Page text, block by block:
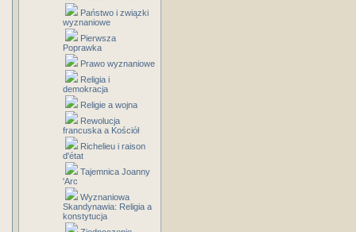
Państwo i związki
wyznaniowe
Pierwsza
Poprawka
Prawo wyznaniowe
Religia i
demokracja
Religie a wojna
Rewolucja
francuska a Kościół
Richelieu i raison
d'état
Tajemnica Joanny
'Arc
Wyznaniowa
Skandynawia: Religia a
konstytucja